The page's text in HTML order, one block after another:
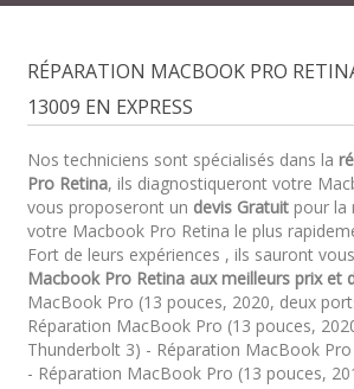
RÉPARATION MACBOOK PRO
13009 EN EXPRESS
Nos techniciens sont spécialisés dans la
Pro Retina, ils diagnostiqueront votre
vous proposeront un devis Gratuitpour la
votre Macbook Pro Retina le plus
Fort de leurs expériences , ils sauront
Macbook Pro Retina aux meilleurs prix et
MacBook Pro (13 pouces, 2020, deux
Réparation MacBook Pro (13 pouces,
Thunderbolt 3) - Réparation MacBook
- Réparation MacBook Pro (13 pouces,